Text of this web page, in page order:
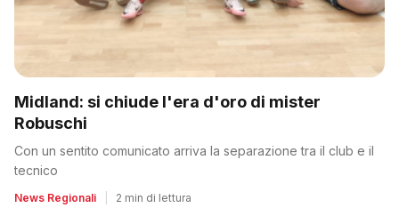
Midland: si chiude l'era d'oro di mister
Robuschi
Con un sentito comunicato arriva la separazione tra il club e il
tecnico
News Regionali 2 min di lettura